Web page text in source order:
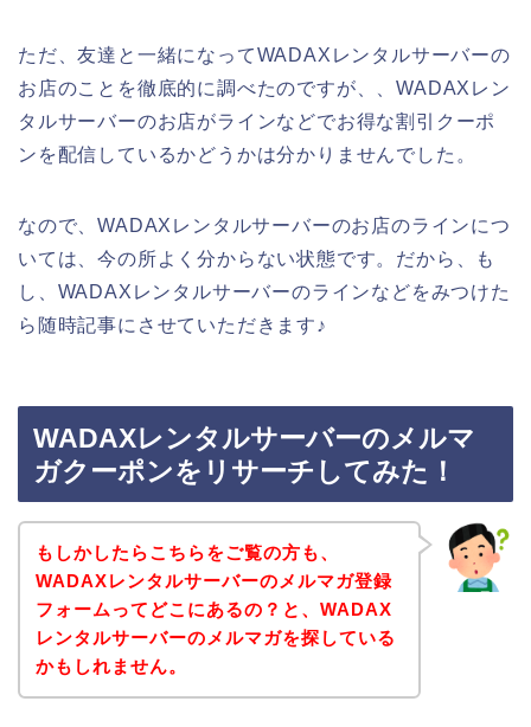
ただ、友達と一緒になってWADAXレンタルサーバーの
お店のことを徹底的に調べたのですが、、WADAXレン
タルサーバーのお店がラインなどでお得な割引クーポ
ンを配信しているかどうかは分かりませんでした。
なので、WADAXレンタルサーバーのお店のラインにつ
いては、今の所よく分からない状態です。だから、も
し、WADAXレンタルサーバーのラインなどをみつけた
ら随時記事にさせていただきます♪
WADAXレンタルサーバーのメルマ
ガクーポンをリサーチしてみた！
もしかしたらこちらをご覧の方も、
WADAXレンタルサーバーのメルマガ登録
フォームってどこにあるの？と、WADAX
レンタルサーバーのメルマガを探している
かもしれません。